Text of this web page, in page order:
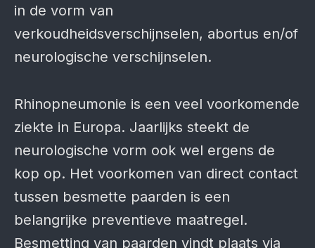
in de vorm van
verkoudheidsverschijnselen, abortus en/of
neurologische verschijnselen.
Rhinopneumonie is een veel voorkomende
ziekte in Europa. Jaarlijks steekt de
neurologische vorm ook wel ergens de
kop op. Het voorkomen van direct contact
tussen besmette paarden is een
belangrijke preventieve maatregel.
Besmetting van paarden vindt plaats via